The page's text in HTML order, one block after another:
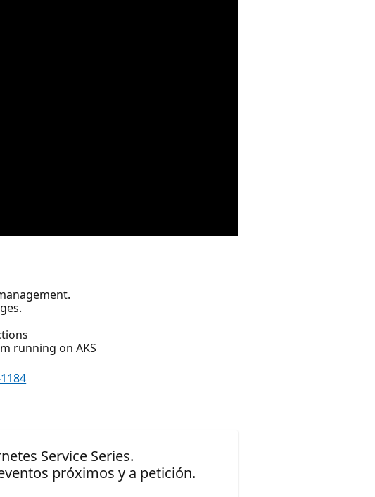
running on AKS
Service Series.
próximos y a petición.